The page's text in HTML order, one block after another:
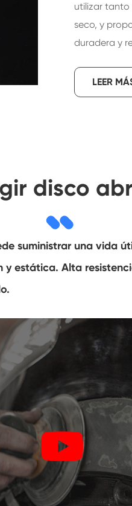
utilizar
seco, y
duradera y
LEER
disco
suministrar una vida
estática. Alta